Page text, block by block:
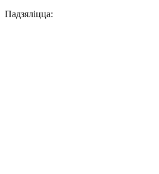
Падзяліцца: